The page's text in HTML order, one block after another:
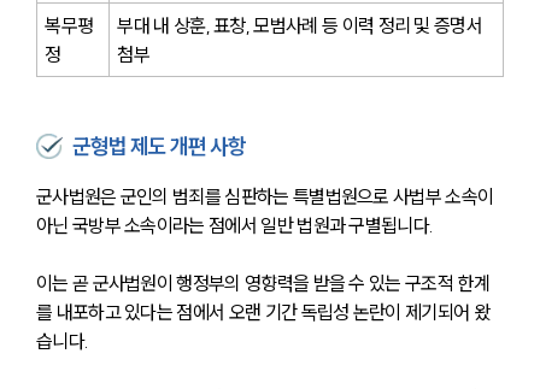
복무평
정
부대 내 상훈, 표창, 모범사례 등 이력 정리 및 증명서
첨부
군형법 제도 개편 사항
군사법원은 군인의 범죄를 심판하는 특별법원으로 사법부 소속이
아닌 국방부 소속이라는 점에서 일반 법원과 구별됩니다.
이는 곧 군사법원이 행정부의 영향력을 받을 수 있는 구조적 한계
를 내포하고 있다는 점에서 오랜 기간 독립성 논란이 제기되어 왔
습니다.